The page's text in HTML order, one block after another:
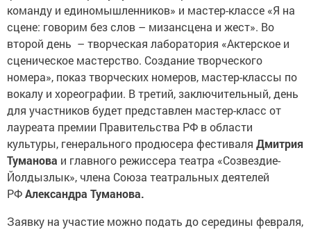
команду и единомышленников» и мастер-классе «Я на
сцене: говорим без слов – мизансцена и жест». Во
второй день – творческая лаборатория «Актерское и
сценическое мастерство. Создание творческого
номера», показ творческих номеров, мастер-классы по
вокалу и хореографии. В третий, заключительный, день
для участников будет представлен мастер-класс от
лауреата премии Правительства РФ в области
культуры, генерального продюсера фестиваля Дмитрия
Туманова и главного режиссера театра «Созвездие-
Йолдызлык», члена Союза театральных деятелей
РФАлександра Туманова.
Заявку на участие можно подать до середины февраля,